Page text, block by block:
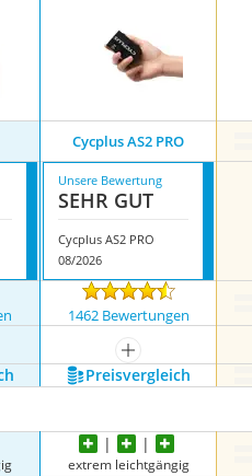
Cycplus AS2 PRO
Unsere Bewertung
SEHR GUT
Cycplus AS2 PRO
08/2026
1462 Bewertungen
mehr anzeigen
Preis­vergleich
extrem leichtgängig